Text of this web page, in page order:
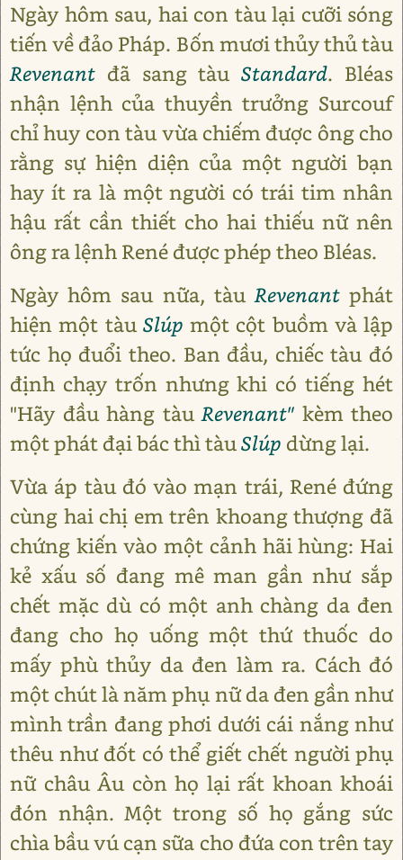
Ngày hôm sau, hai con tàu lại cưỡi sóng
tiến về đảo Pháp. Bốn mươi thủy thủ tàu
Revenant đã sang tàuStandard. Bléas
nhận lệnh của thuyền trưởng Surcouf
chỉ huy con tàu vừa chiếm được ông cho
rằng sự hiện diện của một người bạn
hay ít ra là một người có trái tim nhân
hậu rất cần thiết cho hai thiếu nữ nên
ông ra lệnh René được phép theo Bléas.
Ngày hôm sau nữa, tàuRevenantphát
hiện một tàu Slúp một cột buồm và lập
tức họ đuổi theo. Ban đầu, chiếc tàu đó
định chạy trốn nhưng khi có tiếng hét
"Hãy đầu hàng tàuRevenant" kèm theo
một phát đại bác thì tàuSlúp dừng lại.
Vừa áp tàu đó vào mạn trái, René đứng
cùng hai chị em trên khoang thượng đã
chứng kiến vào một cảnh hãi hùng: Hai
kẻ xấu số đang mê man gần như sắp
chết mặc dù có một anh chàng da đen
đang cho họ uống một thứ thuốc do
mấy phù thủy da đen làm ra. Cách đó
một chút là năm phụ nữ da đen gần như
mình trần đang phơi dưới cái nắng như
thêu như đốt có thể giết chết người phụ
nữ châu Âu còn họ lại rất khoan khoái
đón nhận. Một trong số họ gắng sức
chìa bầu vú cạn sữa cho đứa con trên tay